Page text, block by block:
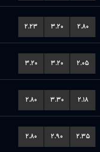
۲.۲۳ ۳.۲۰ ۲.۸۰
۳.۲۰ ۳.۲۰ ۲.۰۵
۲.۸۰ ۳.۳۰ ۲.۱۸
۲.۸۰ ۲.۹۰ ۲.۳۵